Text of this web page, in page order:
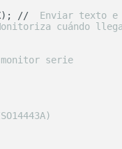
// Enviar texto e
cuándo
serie